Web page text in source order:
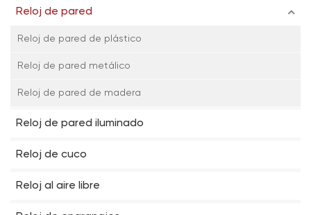
Reloj de pared
Reloj de pared de plástico
Reloj de pared metálico
Reloj de pared de madera
Reloj de pared iluminado
Reloj de cuco
Reloj al aire libre